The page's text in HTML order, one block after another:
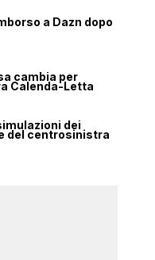
a Dazn dopo
cambia per
Calenda-Letta
dei
del centrosinistra